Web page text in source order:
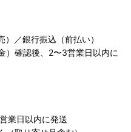
／銀行振込（前払い）
）確認後、2〜3営業日以内に
業日以内に発送